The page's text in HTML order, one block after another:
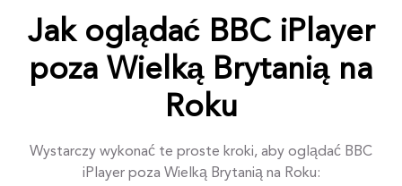
Jak oglądać BBC iPlayer
poza Wielką Brytanią na
Roku
Wystarczy wykonać te proste kroki, aby oglądać BBC
iPlayer poza Wielką Brytanią na Roku: